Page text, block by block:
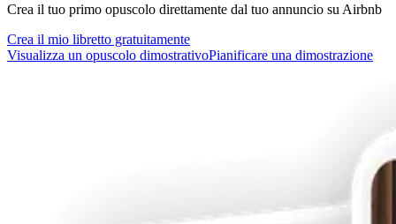
Crea il tuo primo opuscolo direttamente dal tuo annuncio su Airbnb
Crea il mio libretto gratuitamente
Visualizza un opuscolo dimostrativoPianificare una dimostrazione